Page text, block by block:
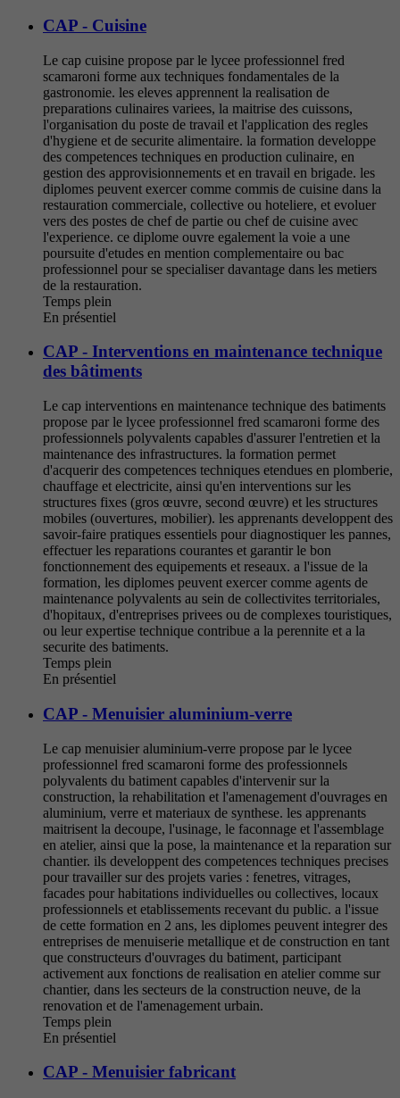
CAP - Cuisine
Le cap cuisine propose par le lycee professionnel fred
scamaroni forme aux techniques fondamentales de la
gastronomie. les eleves apprennent la realisation de
preparations culinaires variees, la maitrise des cuissons,
l'organisation du poste de travail et l'application des regles
d'hygiene et de securite alimentaire. la formation developpe
des competences techniques en production culinaire, en
gestion des approvisionnements et en travail en brigade. les
diplomes peuvent exercer comme commis de cuisine dans la
restauration commerciale, collective ou hoteliere, et evoluer
vers des postes de chef de partie ou chef de cuisine avec
l'experience. ce diplome ouvre egalement la voie a une
poursuite d'etudes en mention complementaire ou bac
professionnel pour se specialiser davantage dans les metiers
de la restauration.
Temps plein
En présentiel
CAP - Interventions en maintenance technique
des bâtiments
Le cap interventions en maintenance technique des batiments
propose par le lycee professionnel fred scamaroni forme des
professionnels polyvalents capables d'assurer l'entretien et la
maintenance des infrastructures. la formation permet
d'acquerir des competences techniques etendues en plomberie,
chauffage et electricite, ainsi qu'en interventions sur les
structures fixes (gros œuvre, second œuvre) et les structures
mobiles (ouvertures, mobilier). les apprenants developpent des
savoir-faire pratiques essentiels pour diagnostiquer les pannes,
effectuer les reparations courantes et garantir le bon
fonctionnement des equipements et reseaux. a l'issue de la
formation, les diplomes peuvent exercer comme agents de
maintenance polyvalents au sein de collectivites territoriales,
d'hopitaux, d'entreprises privees ou de complexes touristiques,
ou leur expertise technique contribue a la perennite et a la
securite des batiments.
Temps plein
En présentiel
CAP - Menuisier aluminium-verre
Le cap menuisier aluminium-verre propose par le lycee
professionnel fred scamaroni forme des professionnels
polyvalents du batiment capables d'intervenir sur la
construction, la rehabilitation et l'amenagement d'ouvrages en
aluminium, verre et materiaux de synthese. les apprenants
maitrisent la decoupe, l'usinage, le faconnage et l'assemblage
en atelier, ainsi que la pose, la maintenance et la reparation sur
chantier. ils developpent des competences techniques precises
pour travailler sur des projets varies : fenetres, vitrages,
facades pour habitations individuelles ou collectives, locaux
professionnels et etablissements recevant du public. a l'issue
de cette formation en 2 ans, les diplomes peuvent integrer des
entreprises de menuiserie metallique et de construction en tant
que constructeurs d'ouvrages du batiment, participant
activement aux fonctions de realisation en atelier comme sur
chantier, dans les secteurs de la construction neuve, de la
renovation et de l'amenagement urbain.
Temps plein
En présentiel
CAP - Menuisier fabricant